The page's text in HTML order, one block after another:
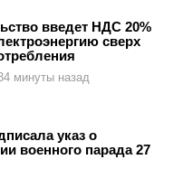
введет НДС 20%
сверх
минуты назад
указ о
военного парада 27